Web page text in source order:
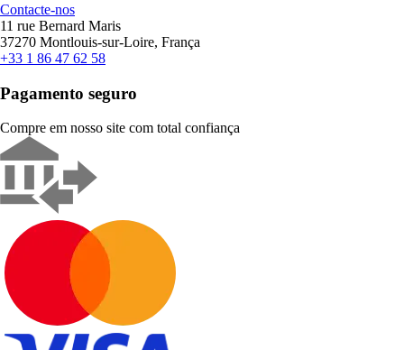
Contacte-nos
11 rue Bernard Maris
37270 Montlouis-sur-Loire, França
+33 1 86 47 62 58
Pagamento seguro
Compre em nosso site com total confiança